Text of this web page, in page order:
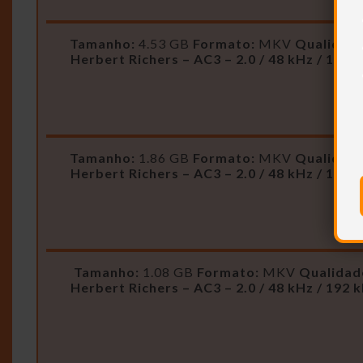
Tamanho: 4.53 GB Formato: MKV
Herbert Richers – AC3 – 2.0 / 48 kHz / 192
Tamanho: 1.86 GB Formato: MKV
Herbert Richers – AC3 – 2.0 / 48 kHz / 192
Tamanho: 1.08 GB Formato: MKV
Herbert Richers – AC3 – 2.0 / 48 kHz / 192